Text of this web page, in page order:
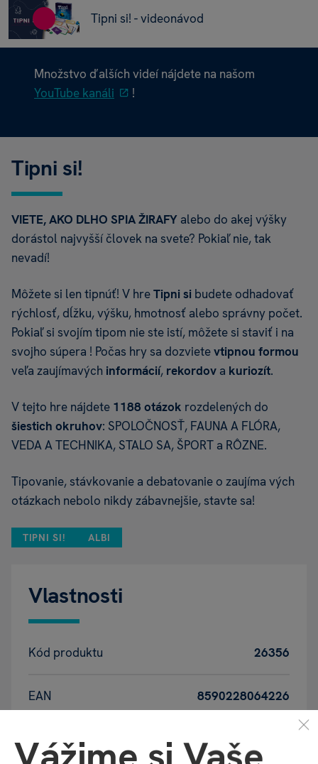
Tipni si! - videonávod
Množstvo ďalších videí nájdete na našom
YouTube kanáli
!
Tipni si!
VIETE, AKO DLHO SPIA ŽIRAFY alebo do akej výšky
dorástol najvyšší človek na svete? Pokiaľ nie, tak
nevadí!
Môžete si len tipnúť! V hreTipni si budete odhadovať
rýchlosť, dĺžku, výšku, hmotnosť alebo správny počet.
Pokiaľ si svojím tipom nie ste istí, môžete si staviť i na
svojho súpera ! Počas hry sa dozvietevtipnou formou
veľa zaujímavých informácií, rekordov a kuriozít.
V tejto hre nájdete 1188 otázok rozdelených do
šiestich okruhov: SPOLOČNOSŤ, FAUNA A FLÓRA,
VEDA A TECHNIKA, STALO SA, ŠPORT a RÔZNE.
Tipovanie, stávkovanie a debatovanie o zaujíma vých
otázkach nebolo nikdy zábavnejšie, stavte sa!
TIPNI SI! ALBI
Vlastnosti
Kód produktu 26356
EAN 8590228064226
Katalógové číslo